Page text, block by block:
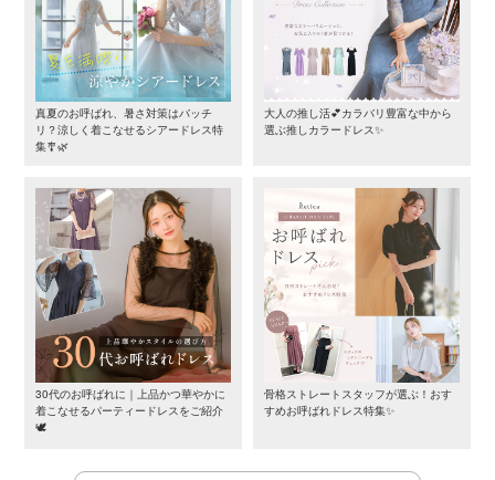
真夏のお呼ばれ、暑さ対策はバッチ
リ？涼しく着こなせるシアードレス特
集🎐🌿
大人の推し活💕カラバリ豊富な中から
選ぶ推しカラードレス✨
30代のお呼ばれに｜上品かつ華やかに
着こなせるパーティードレスをご紹介
🕊️
骨格ストレートスタッフが選ぶ！おす
すめお呼ばれドレス特集✨